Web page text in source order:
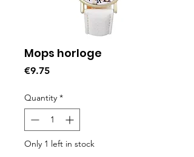
Mops horloge
€9.75Price
Quantity *
Only 1 left in stock